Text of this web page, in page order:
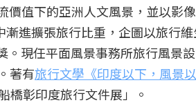
價值下的亞洲人文風景，並以影
進擴張旅行比重，企圖以旅行
現任平面風景事務所旅行風景
著有旅行文學《印度以下，風景以
橋彰印度旅行文件展」。